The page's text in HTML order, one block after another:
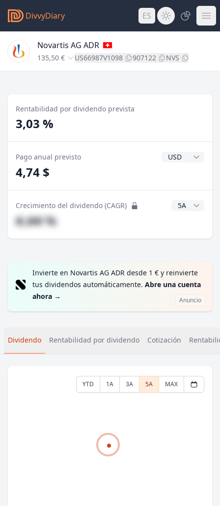
DivvyDiary ES
Novartis AG ADR
135,50 € US66987V1098 907122 NVS
Rentabilidad por dividendo prevista
3,03 %
Pago anual previsto Divisa del
4,74 $
Crecimiento del dividendo (CAGR) Años CAGR
#,## %
Invierte en Novartis AG ADR desde 1 € y reinvierte
tus dividendos automáticamente. Abre una cuenta
ahora → Anuncio
Dividendo Rentabilidad por dividendo Cotización
YTD 1A 3A 5A MAX